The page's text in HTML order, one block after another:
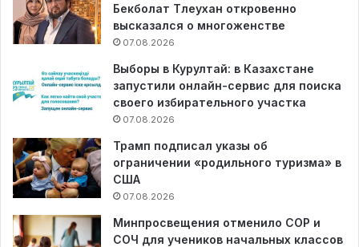
Бекболат Тлеухан откровенно
высказался о многоженстве
07.08.2026
Выборы в Курултай: в Казахстане
запустили онлайн-сервис для поиска
своего избирательного участка
07.08.2026
Трамп подписал указы об
ограничении «родильного туризма» в
США
07.08.2026
Минпросвещения отменило СОР и
СОЧ для учеников начальных классов